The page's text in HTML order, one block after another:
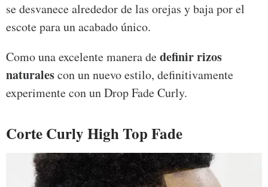
se desvanece alrededor de las orejas y baja por el
escote para un acabado único.
Como una excelente manera dedefinir rizos
naturalescon un nuevo estilo, definitivamente
experimente con un Drop Fade Curly.
Corte Curly High Top Fade